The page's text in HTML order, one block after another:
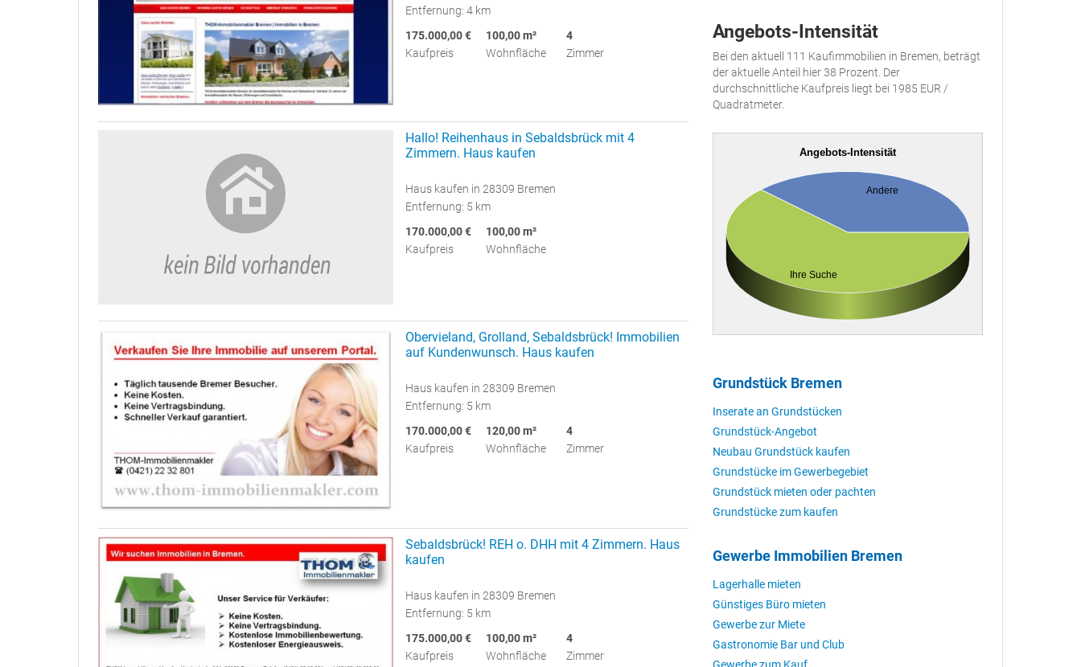
Entfernung: 4 km
175.000,00 €
Kaufpreis
100,00 m²
Wohnfläche
4
Zimmer
Hallo! Reihenhaus in Sebaldsbrück mit 4
Zimmern. Haus kaufen
Haus kaufen in 28309 Bremen
Entfernung: 5 km
170.000,00 €
Kaufpreis
100,00 m²
Wohnfläche
Obervieland, Grolland, Sebaldsbrück! Immobilien
auf Kundenwunsch. Haus kaufen
Haus kaufen in 28309 Bremen
Entfernung: 5 km
170.000,00 €
Kaufpreis
120,00 m²
Wohnfläche
4
Zimmer
Sebaldsbrück! REH o. DHH mit 4 Zimmern. Haus
kaufen
Haus kaufen in 28309 Bremen
Entfernung: 5 km
175.000,00 €
Kaufpreis
100,00 m²
Wohnfläche
4
Zimmer
Angebots-Intensität
Bei den aktuell 111 Kaufimmobilien in Bremen, beträgt
der aktuelle Anteil hier 38 Prozent. Der
durchschnittliche Kaufpreis liegt bei 1985 EUR /
Quadratmeter.
Angebots-Intensität
Ihre Suche
Andere
Grundstück Bremen
Inserate an Grundstücken
Grundstück-Angebot
Neubau Grundstück kaufen
Grundstücke im Gewerbegebiet
Grundstück mieten oder pachten
Grundstücke zum kaufen
Gewerbe Immobilien Bremen
Lagerhalle mieten
Günstiges Büro mieten
Gewerbe zur Miete
Gastronomie Bar und Club